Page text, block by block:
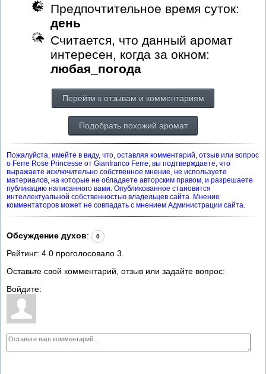
Предпочтительное время суток:
день
Считается, что данный аромат
интересен, когда за окном:
любая_погода
Перейти к отзывам и комментариям
Подобрать похожий аромат
Пожалуйста, имейте в виду, что, оставляя комментарий, отзыв или вопрос
о Ferre Rose Princesse от Gianfranco Ferre, вы подтверждаете, что
выражаете исключительно собственное мнение, не используете
материалов, на которые не обладаете авторским правом, и разрешаете
публикацию написанного вами. Опубликованное становится
интеллектуальной собственностью владельцев сайта. Мнение
комментаторов может не совпадать с мнением Администрации сайта.
Обсуждение духов: 0
Рейтинг: 4.0 проголосовало 3
Оставьте свой комментарий, отзыв или задайте вопрос:
Войдите: